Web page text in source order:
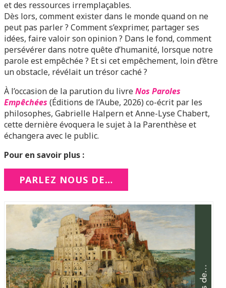
et des ressources irremplaçables.
Dès lors, comment exister dans le monde quand on ne
peut pas parler ? Comment s’exprimer, partager ses
idées, faire valoir son opinion ? Dans le fond, comment
persévérer dans notre quête d’humanité, lorsque notre
parole est empêchée ? Et si cet empêchement, loin d’être
un obstacle, révélait un trésor caché ?
À l’occasion de la parution du livreNos Paroles
Empêchées (Éditions de l’Aube, 2026) co-écrit par les
philosophes, Gabrielle Halpern et Anne-Lyse Chabert,
cette dernière évoquera le sujet à la Parenthèse et
échangera avec le public.
Pour en savoir plus :
PARLEZ NOUS DE…